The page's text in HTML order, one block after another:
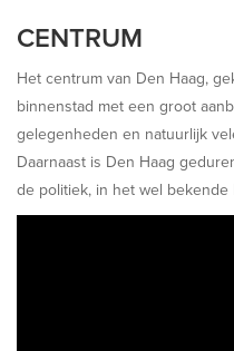
CENTRUM
Het centrum van Den Haag,
binnenstad met een groot
gelegenheden en natuurlijk
Daarnaast is Den Haag
de politiek, in het wel bekende